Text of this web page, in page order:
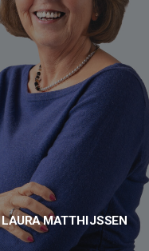
LAURA MATTHIJSSEN